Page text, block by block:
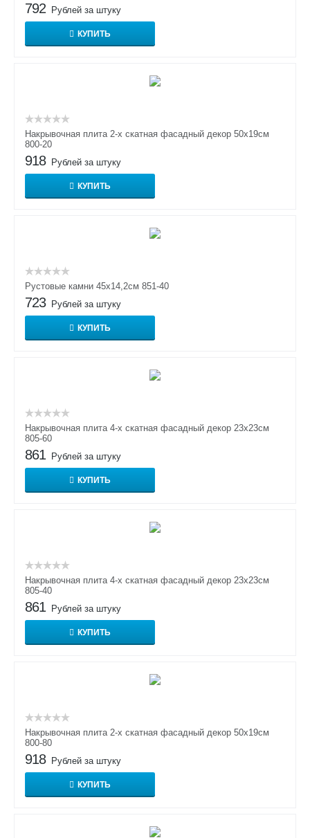
792 Рублей за штуку
КУПИТЬ
Накрывочная плита 2-х скатная фасадный декор 50х19см
800-20
918 Рублей за штуку
КУПИТЬ
Рустовые камни 45х14,2см 851-40
723 Рублей за штуку
КУПИТЬ
Накрывочная плита 4-х скатная фасадный декор 23х23см
805-60
861 Рублей за штуку
КУПИТЬ
Накрывочная плита 4-х скатная фасадный декор 23х23см
805-40
861 Рублей за штуку
КУПИТЬ
Накрывочная плита 2-х скатная фасадный декор 50х19см
800-80
918 Рублей за штуку
КУПИТЬ